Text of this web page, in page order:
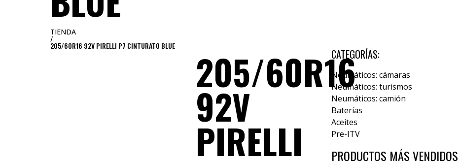
TIENDA
/
205/60R16 92V PIRELLI P7 CINTURATO BLUE
205/60R16
92V
PIRELLI
CATEGORÍAS:
Neumáticos: cámaras
Neumáticos: turismos
Neumáticos: camión
Baterías
Aceites
Pre-ITV
PRODUCTOS MÁS VENDIDOS